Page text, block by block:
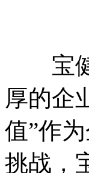
宝健
厚的企
值”作
挑战，